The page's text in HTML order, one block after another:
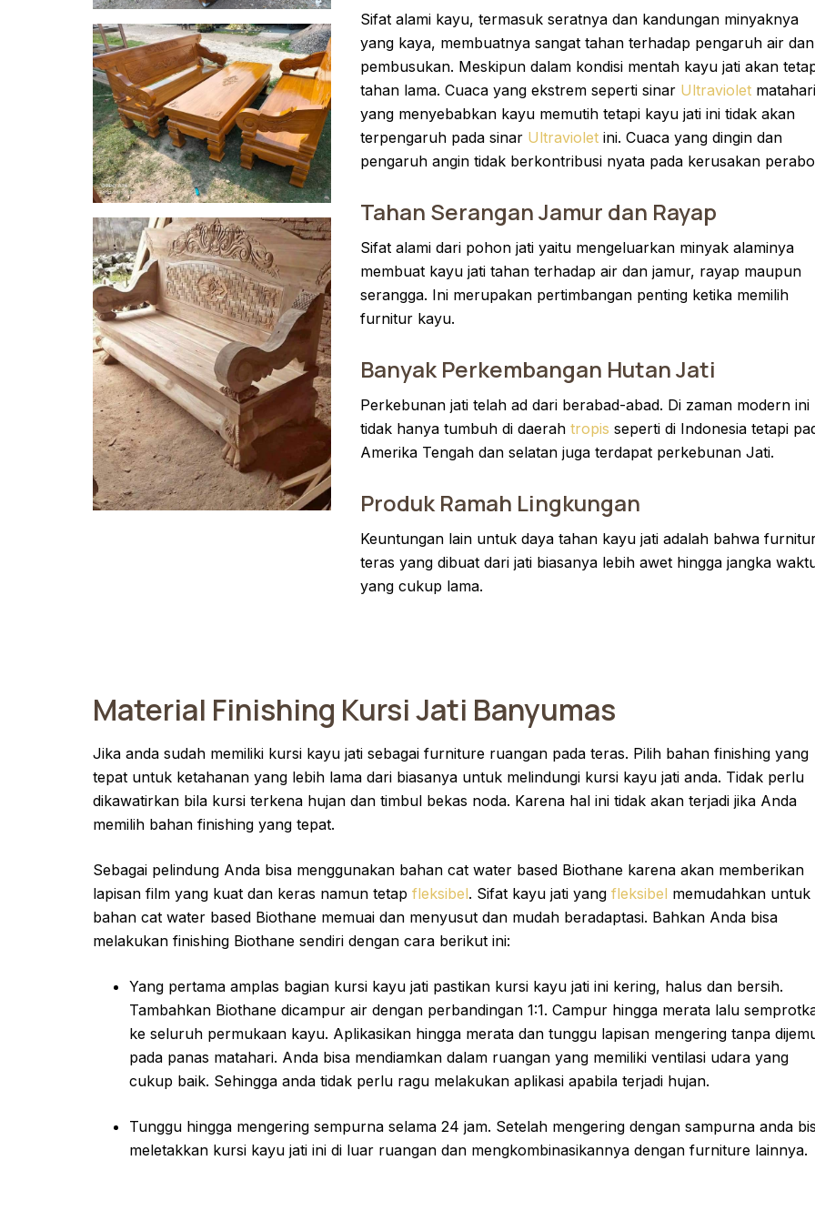
Sifat alami kayu, termasuk seratnya dan kandungan minyaknya
yang kaya, membuatnya sangat tahan terhadap pengaruh air dan
pembusukan. Meskipun dalam kondisi mentah kayu jati akan
tahan lama. Cuaca yang ekstrem seperti sinar Ultravioletmatahari
yang menyebabkan kayu memutih tetapi kayu jati ini tidak akan
terpengaruh pada sinar Ultravioletini. Cuaca yang dingin dan
pengaruh angin tidak berkontribusi nyata pada kerusakan
Tahan Serangan Jamur dan Rayap
Sifat alami dari pohon jati yaitu mengeluarkan minyak alaminya
membuat kayu jati tahan terhadap air dan jamur, rayap maupun
serangga. Ini merupakan pertimbangan penting ketika memilih
furnitur kayu.
Banyak Perkembangan Hutan Jati
Perkebunan jati telah ad dari berabad-abad. Di zaman modern ini
tidak hanya tumbuh di daerah tropis seperti di Indonesia tetapi
Amerika Tengah dan selatan juga terdapat perkebunan Jati.
Produk Ramah Lingkungan
Keuntungan lain untuk daya tahan kayu jati adalah bahwa
teras yang dibuat dari jati biasanya lebih awet hingga jangka
yang cukup lama.
Material Finishing Kursi Jati Banyumas
Jika anda sudah memiliki kursi kayu jati sebagai furniture ruangan pada teras. Pilih bahan finishing yang
tepat untuk ketahanan yang lebih lama dari biasanya untuk melindungi kursi kayu jati anda. Tidak perlu
dikawatirkan bila kursi terkena hujan dan timbul bekas noda. Karena hal ini tidak akan terjadi jika Anda
memilih bahan finishing yang tepat.
Sebagai pelindung Anda bisa menggunakan bahan cat water based Biothane karena akan memberikan
lapisan film yang kuat dan keras namun tetap fleksibel. Sifat kayu jati yang fleksibel memudahkan untuk
bahan cat water based Biothane memuai dan menyusut dan mudah beradaptasi. Bahkan Anda bisa
melakukan finishing Biothane sendiri dengan cara berikut ini:
Yang pertama amplas bagian kursi kayu jati pastikan kursi kayu jati ini kering, halus dan bersih.
Tambahkan Biothane dicampur air dengan perbandingan 1:1. Campur hingga merata lalu
ke seluruh permukaan kayu. Aplikasikan hingga merata dan tunggu lapisan mengering tanpa
pada panas matahari. Anda bisa mendiamkan dalam ruangan yang memiliki ventilasi udara yang
cukup baik. Sehingga anda tidak perlu ragu melakukan aplikasi apabila terjadi hujan.
Tunggu hingga mengering sempurna selama 24 jam. Setelah mengering dengan sampurna anda
meletakkan kursi kayu jati ini di luar ruangan dan mengkombinasikannya dengan furniture lainnya.